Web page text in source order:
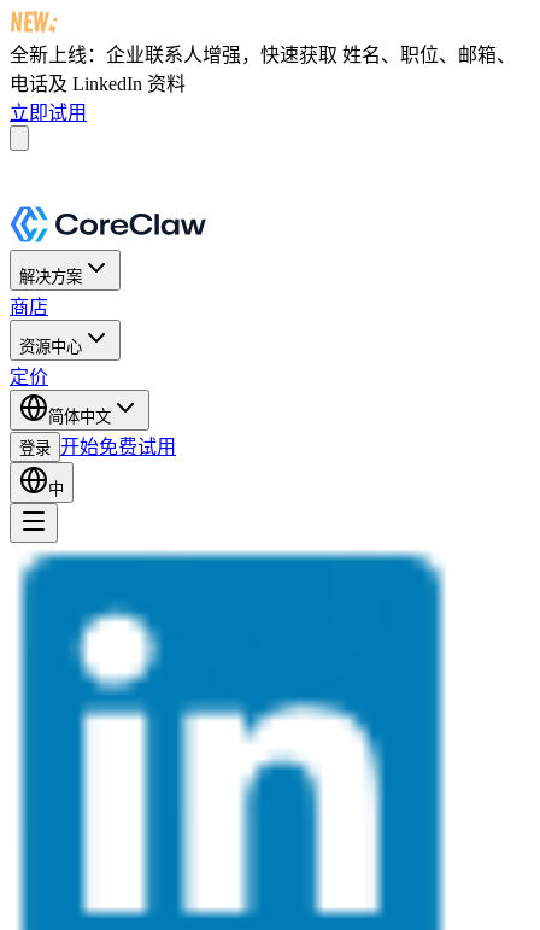
全新上线：企业联系人增强，快速获取 姓名、职位、邮箱、
电话及 LinkedIn 资料
立即试用
解决方案
商店
资源中心
定价
简体中文
登录 开始免费试用
中